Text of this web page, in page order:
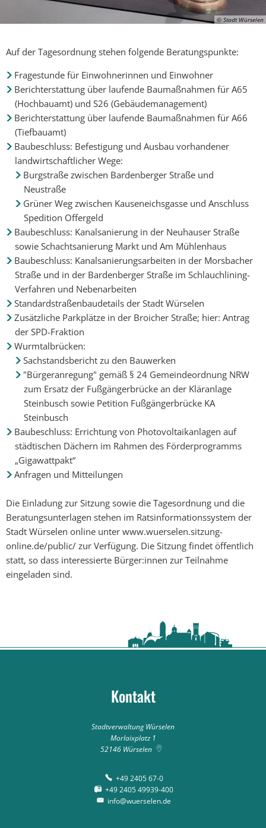
© Stadt Würselen
Auf der Tagesordnung stehen folgende Beratungspunkte:
Fragestunde für Einwohnerinnen und Einwohner
Berichterstattung über laufende Baumaßnahmen für A65
(Hochbauamt) und S26 (Gebäudemanagement)
Berichterstattung über laufende Baumaßnahmen für A66
(Tiefbauamt)
Baubeschluss: Befestigung und Ausbau vorhandener
landwirtschaftlicher Wege:
Burgstraße zwischen Bardenberger Straße und
Neustraße
Grüner Weg zwischen Kauseneichsgasse und Anschluss
Spedition Offergeld
Baubeschluss: Kanalsanierung in der Neuhauser Straße
sowie Schachtsanierung Markt und Am Mühlenhaus
Baubeschluss: Kanalsanierungsarbeiten in der Morsbacher
Straße und in der Bardenberger Straße im Schlauchlining-
Verfahren und Nebenarbeiten
Standardstraßenbaudetails der Stadt Würselen
Zusätzliche Parkplätze in der Broicher Straße; hier: Antrag
der SPD-Fraktion
Wurmtalbrücken:
Sachstandsbericht zu den Bauwerken
"Bürgeranregung" gemäß § 24 Gemeindeordnung NRW
zum Ersatz der Fußgängerbrücke an der Kläranlage
Steinbusch sowie Petition Fußgängerbrücke KA
Steinbusch
Baubeschluss: Errichtung von Photovoltaikanlagen auf
städtischen Dächern im Rahmen des Förderprogramms
„Gigawattpakt“
Anfragen und Mitteilungen
Die Einladung zur Sitzung sowie die Tagesordnung und die
Beratungsunterlagen stehen im Ratsinformationssystem der
Stadt Würselen online unter www.wuerselen.sitzung-
online.de/public/ zur Verfügung. Die Sitzung findet öffentlich
statt, so dass interessierte Bürger:innen zur Teilnahme
eingeladen sind.
Kontakt
Stadtverwaltung Würselen
Morlaixplatz 1
52146 Würselen
+49 2405 67-0
+49 2405 49939-400
info@wuerselen.de